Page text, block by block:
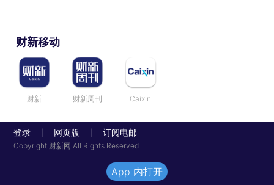
财新移动
财新 财新周刊 Caixin
登录 网页版 订阅电邮
Copyright 财新网 All Rights Reserved
App 内打开